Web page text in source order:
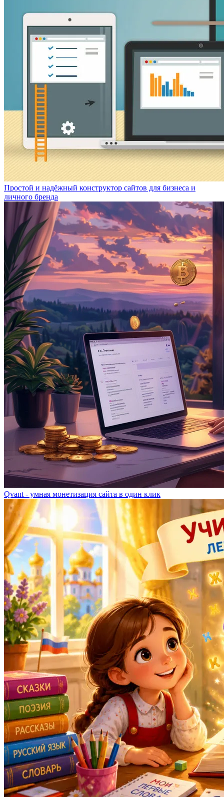
Простой и надёжный конструктор сайтов для бизнеса и
личного бренда
Qvant - умная монетизация сайта в один клик